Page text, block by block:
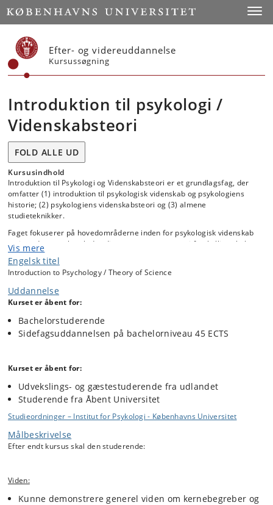
Start
Efter- og videreuddannelse
Kursussøgning
Introduktion til psykologi /
Videnskabsteori
FOLD ALLE UD
Kursusindhold
Introduktion til Psykologi og Videnskabsteori er et grundlagsfag, der
omfatter (1) introduktion til psykologisk videnskab og psykologiens
historie; (2) psykologiens videnskabsteori og (3) almene
studieteknikker.
Faget fokuserer på hovedområderne inden for psykologisk videnskab
og introducerer, hvorledes disse er repræsenteret i forskellige skoler,
fagtraditioner og praksisser inden for psykologien. Faget dækker
kernebegreber og de vigtigste positioner inden for psykologiens
videnskabsteori. Endvidere dækkes den psykologiske videnskabs
historie og videnskab generelt. Endelig introducerer kurset til udvalgte
almene studieteknikker, som inkluderer læsning af videnskabelig
Vis mere
Engelsk titel
Introduction to Psychology / Theory of Science
Uddannelse
Kurset er åbent for:
Bachelorstuderende
Sidefagsuddannelsen på bachelorniveau 45 ECTS
Kurset er åbent for:
Udvekslings- og gæstestuderende fra udlandet
Studerende fra Åbent Universitet
Studieordninger – Institut for Psykologi - Københavns Universitet
Målbeskrivelse
Efter endt kursus skal den studerende:
Viden:
Kunne demonstrere generel viden om kernebegreber og